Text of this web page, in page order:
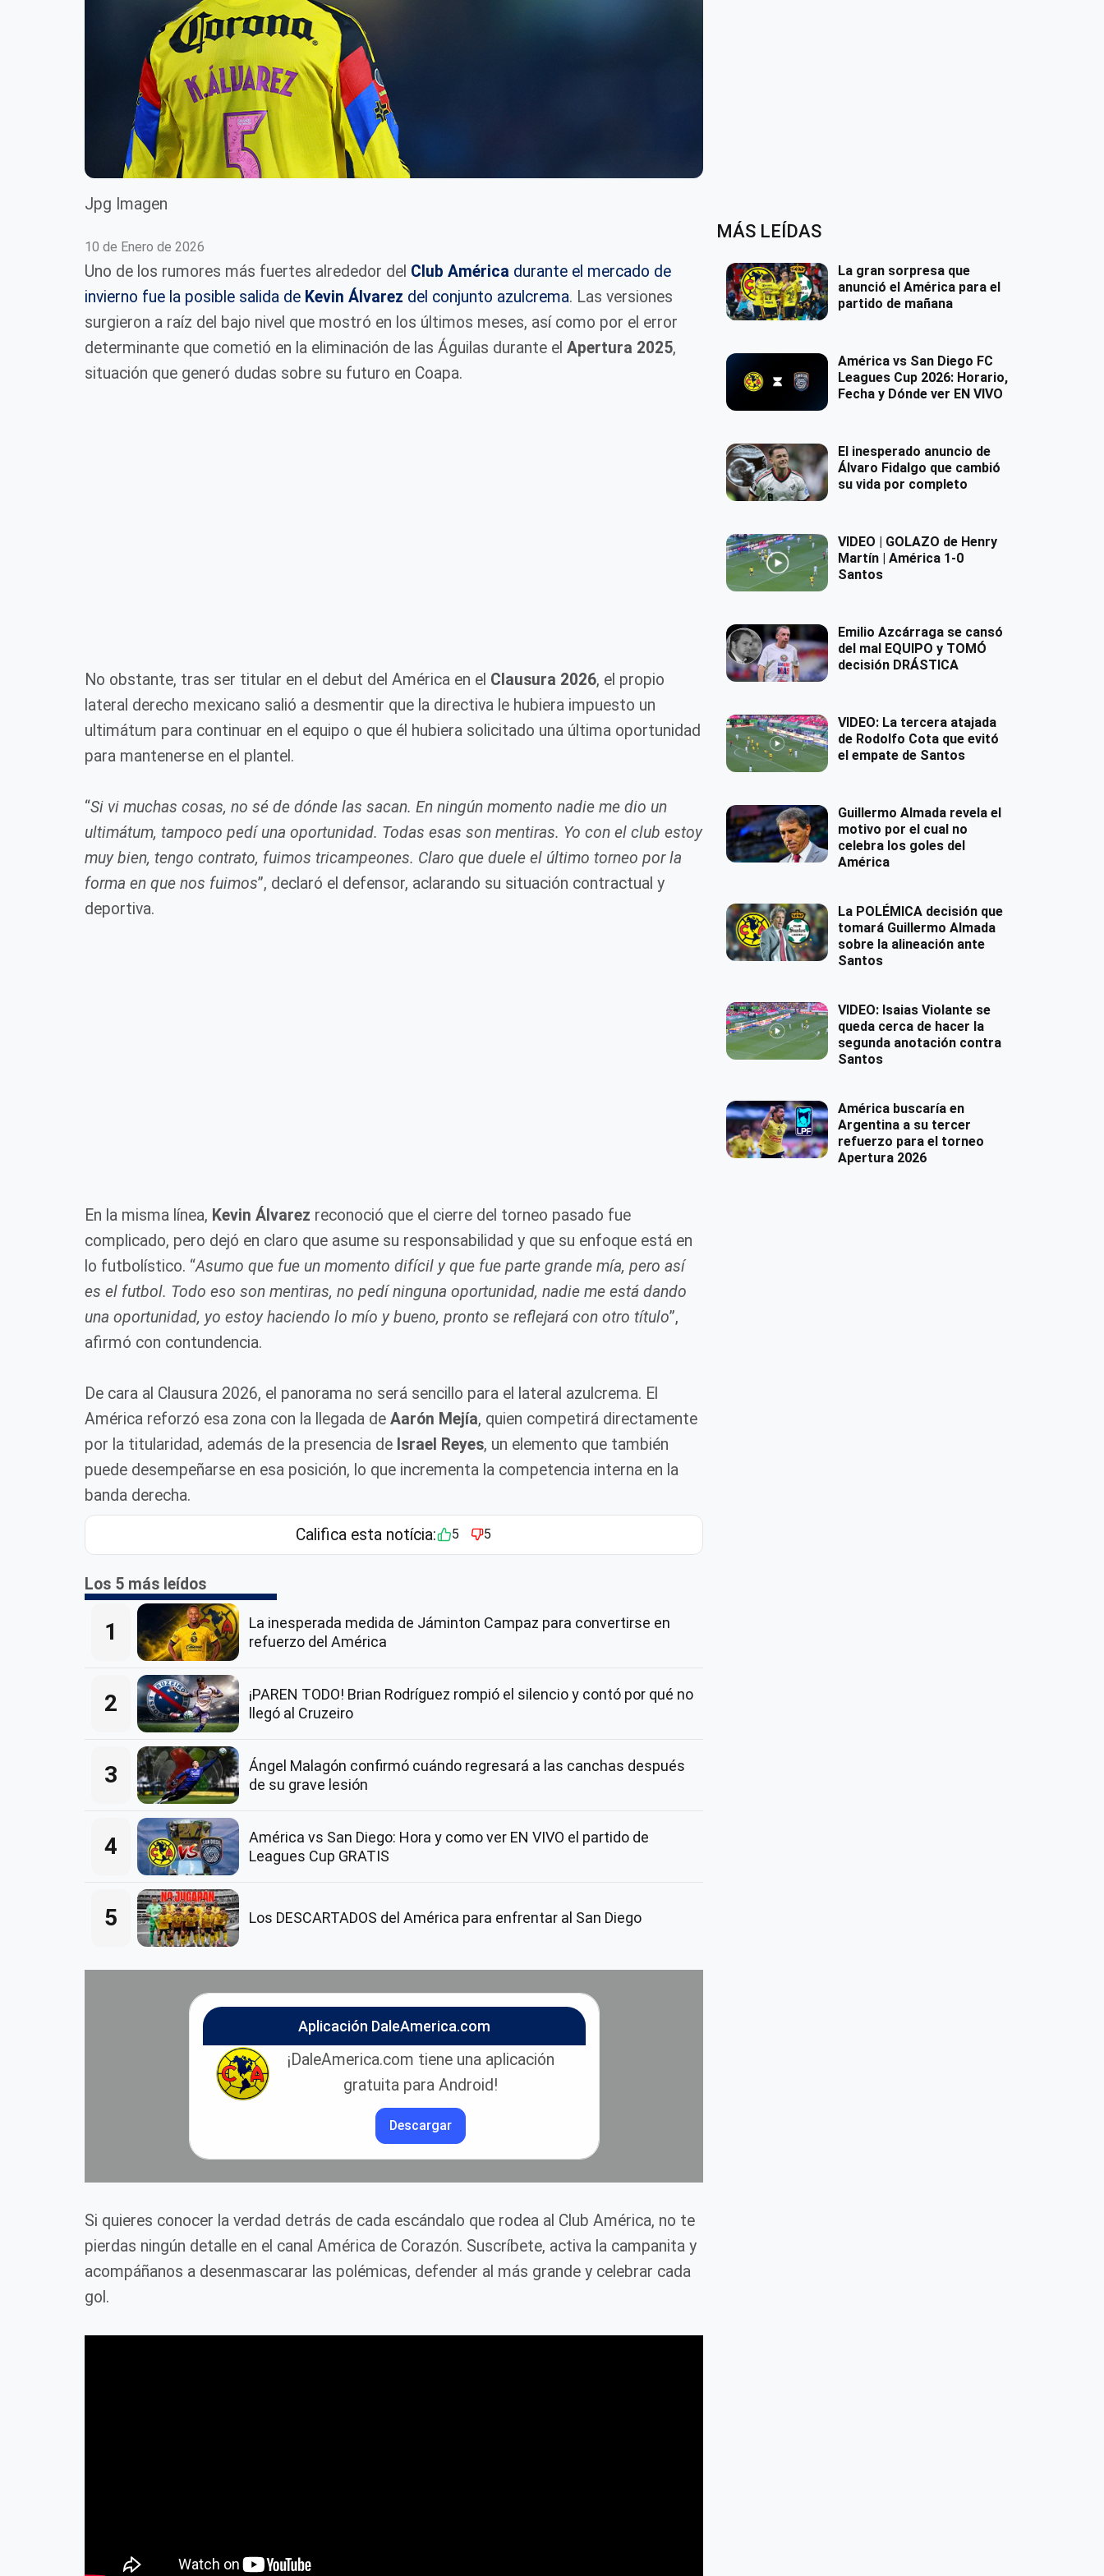
Jpg Imagen
10 de Enero de 2026
Uno de los rumores más fuertes alrededor del Club América durante el mercado de
invierno fue la posible salida de Kevin Álvarez del conjunto azulcrema. Las versiones
surgieron a raíz del bajo nivel que mostró en los últimos meses, así como por el error
determinante que cometió en la eliminación de las Águilas durante el Apertura 2025,
situación que generó dudas sobre su futuro en Coapa.
No obstante, tras ser titular en el debut del América en el Clausura 2026, el propio
lateral derecho mexicano salió a desmentir que la directiva le hubiera impuesto un
ultimátum para continuar en el equipo o que él hubiera solicitado una última oportunidad
para mantenerse en el plantel.
“Si vi muchas cosas, no sé de dónde las sacan. En ningún momento nadie me dio un
ultimátum, tampoco pedí una oportunidad. Todas esas son mentiras. Yo con el club estoy
muy bien, tengo contrato, fuimos tricampeones. Claro que duele el último torneo por la
forma en que nos fuimos”, declaró el defensor, aclarando su situación contractual y
deportiva.
En la misma línea, Kevin Álvarez reconoció que el cierre del torneo pasado fue
complicado, pero dejó en claro que asume su responsabilidad y que su enfoque está en
lo futbolístico. “Asumo que fue un momento difícil y que fue parte grande mía, pero así
es el futbol. Todo eso son mentiras, no pedí ninguna oportunidad, nadie me está dando
una oportunidad, yo estoy haciendo lo mío y bueno, pronto se reflejará con otro título”,
afirmó con contundencia.
De cara al Clausura 2026, el panorama no será sencillo para el lateral azulcrema. El
América reforzó esa zona con la llegada de Aarón Mejía, quien competirá directamente
por la titularidad, además de la presencia de Israel Reyes, un elemento que también
puede desempeñarse en esa posición, lo que incrementa la competencia interna en la
banda derecha.
Califica esta notícia: 5 5
Los 5 más leídos
1
La inesperada medida de Jáminton Campaz para convertirse en
refuerzo del América
2
¡PAREN TODO! Brian Rodríguez rompió el silencio y contó por qué no
llegó al Cruzeiro
3
Ángel Malagón confirmó cuándo regresará a las canchas después
de su grave lesión
4
América vs San Diego: Hora y como ver EN VIVO el partido de
Leagues Cup GRATIS
5 Los DESCARTADOS del América para enfrentar al San Diego
Aplicación DaleAmerica.com
¡DaleAmerica.com tiene una aplicación
gratuita para Android!
Descargar
Si quieres conocer la verdad detrás de cada escándalo que rodea al Club América, no te
pierdas ningún detalle en el canal América de Corazón. Suscríbete, activa la campanita y
acompáñanos a desenmascarar las polémicas, defender al más grande y celebrar cada
gol.
MÁS LEÍDAS
La gran sorpresa que
anunció el América para el
partido de mañana
América vs San Diego FC
Leagues Cup 2026: Horario,
Fecha y Dónde ver EN VIVO
El inesperado anuncio de
Álvaro Fidalgo que cambió
su vida por completo
VIDEO | GOLAZO de Henry
Martín | América 1-0
Santos
Emilio Azcárraga se cansó
del mal EQUIPO y TOMÓ
decisión DRÁSTICA
VIDEO: La tercera atajada
de Rodolfo Cota que evitó
el empate de Santos
Guillermo Almada revela el
motivo por el cual no
celebra los goles del
América
La POLÉMICA decisión que
tomará Guillermo Almada
sobre la alineación ante
Santos
VIDEO: Isaias Violante se
queda cerca de hacer la
segunda anotación contra
Santos
América buscaría en
Argentina a su tercer
refuerzo para el torneo
Apertura 2026